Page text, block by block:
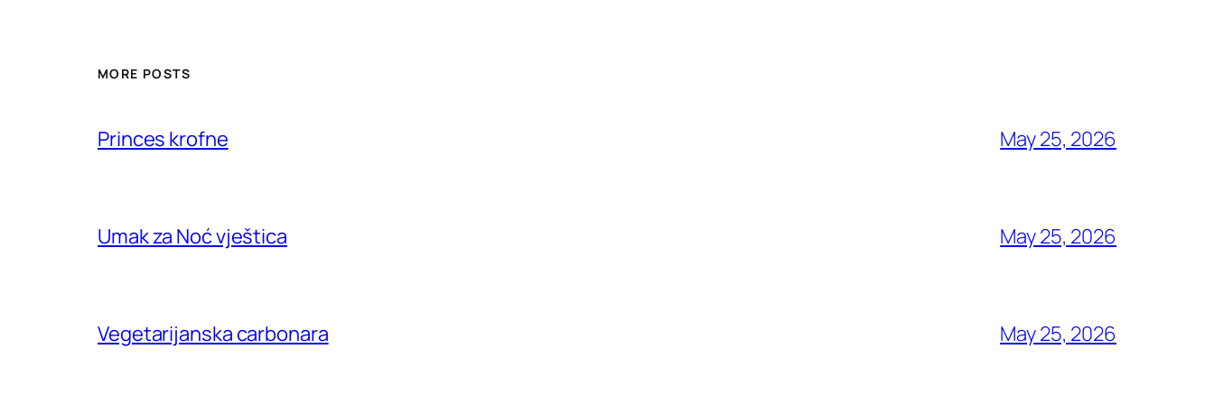
MORE POSTS
Princes krofne May 25, 2026
Umak za Noć vještica May 25, 2026
Vegetarijanska carbonara May 25, 2026